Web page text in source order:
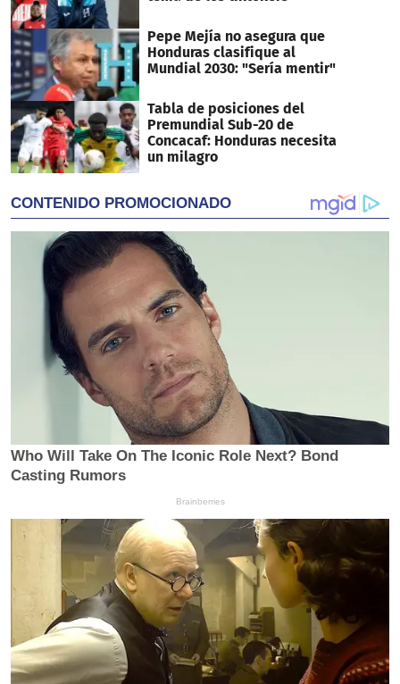
Pepe Mejía no asegura que
Honduras clasifique al
Mundial 2030: "Sería mentir"
Tabla de posiciones del
Premundial Sub-20 de
Concacaf: Honduras necesita
un milagro